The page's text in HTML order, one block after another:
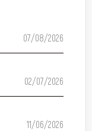
07/08/2026
02/07/2026
11/06/2026